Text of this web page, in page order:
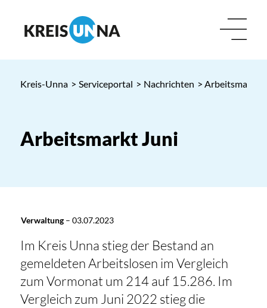
Kreis-Unna > Serviceportal > Nachrichten > Arbeitsmarkt
Arbeitsmarkt Juni
Verwaltung– 03.07.2023
Im Kreis Unna stieg der Bestand an
gemeldeten Arbeitslosen im Vergleich
zum Vormonat um 214 auf 15.286. Im
Vergleich zum Juni 2022 stieg die